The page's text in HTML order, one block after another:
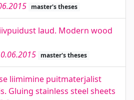
master's theses
laud. Modern wood
master's theses
liimimine puitmaterjalist
Gluing stainless steel sheets